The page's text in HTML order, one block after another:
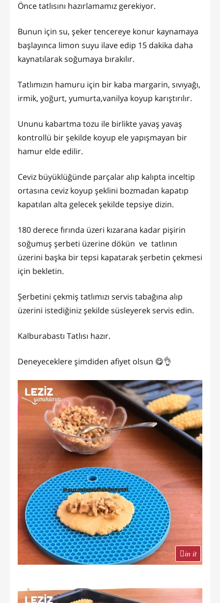
Önce tatlısını hazırlamamız gerekiyor.
Bunun için su, şeker tencereye konur kaynamaya
başlayınca limon suyu ilave edip 15 dakika daha
kaynatılarak soğumaya bırakılır.
Tatlımızın hamuru için bir kaba margarin, sıvıyağı,
irmik, yoğurt, yumurta,vanilya koyup karıştırılır.
Ununu kabartma tozu ile birlikte yavaş yavaş
kontrollü bir şekilde koyup ele yapışmayan bir
hamur elde edilir.
Ceviz büyüklüğünde parçalar alıp kalıpta inceltip
ortasına ceviz koyup şeklini bozmadan kapatıp
kapatılan alta gelecek şekilde tepsiye dizin.
180 derece fırında üzeri kızarana kadar pişirin
soğumuş şerbeti üzerine dökün ve tatlının
üzerini başka bir tepsi kapatarak şerbetin çekmesi
için bekletin.
Şerbetini çekmiş tatlımızı servis tabağına alıp
üzerini istediğiniz şekilde süsleyerek servis edin.
Kalburabastı Tatlısı hazır.
Deneyeceklere şimdiden afiyet olsun 😋👌
in it